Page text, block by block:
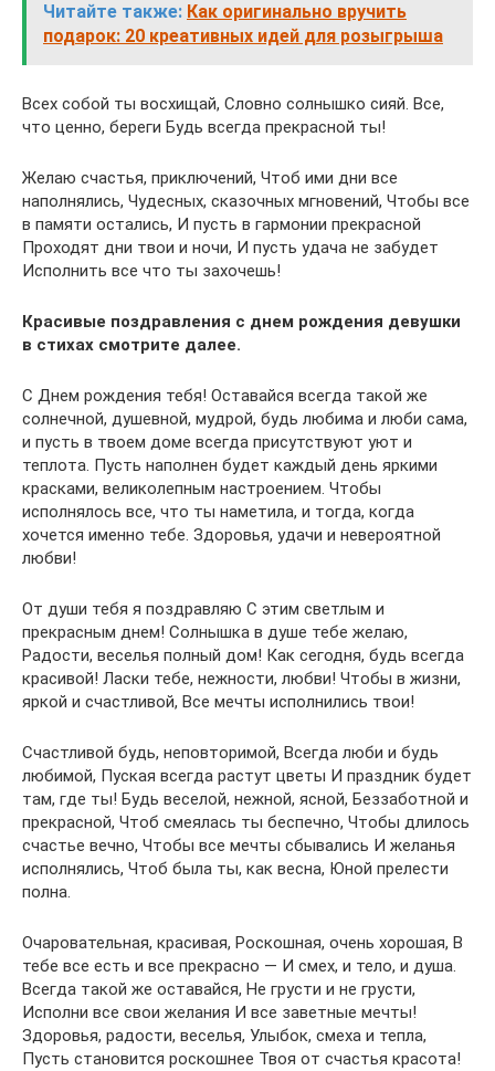
Читайте также: Как оригинально вручить
подарок: 20 креативных идей для розыгрыша
Всех собой ты восхищай, Словно солнышко сияй. Все,
что ценно, береги Будь всегда прекрасной ты!
Желаю счастья, приключений, Чтоб ими дни все
наполнялись, Чудесных, сказочных мгновений, Чтобы все
в памяти остались, И пусть в гармонии прекрасной
Проходят дни твои и ночи, И пусть удача не забудет
Исполнить все что ты захочешь!
Красивые поздравления с днем рождения девушки
в стихах смотрите далее.
С Днем рождения тебя! Оставайся всегда такой же
солнечной, душевной, мудрой, будь любима и люби сама,
и пусть в твоем доме всегда присутствуют уют и
теплота. Пусть наполнен будет каждый день яркими
красками, великолепным настроением. Чтобы
исполнялось все, что ты наметила, и тогда, когда
хочется именно тебе. Здоровья, удачи и невероятной
любви!
От души тебя я поздравляю С этим светлым и
прекрасным днем! Солнышка в душе тебе желаю,
Радости, веселья полный дом! Как сегодня, будь всегда
красивой! Ласки тебе, нежности, любви! Чтобы в жизни,
яркой и счастливой, Все мечты исполнились твои!
Счастливой будь, неповторимой, Всегда люби и будь
любимой, Пуская всегда растут цветы И праздник будет
там, где ты! Будь веселой, нежной, ясной, Беззаботной и
прекрасной, Чтоб смеялась ты беспечно, Чтобы длилось
счастье вечно, Чтобы все мечты сбывались И желанья
исполнялись, Чтоб была ты, как весна, Юной прелести
полна.
Очаровательная, красивая, Роскошная, очень хорошая, В
тебе все есть и все прекрасно — И смех, и тело, и душа.
Всегда такой же оставайся, Не грусти и не грусти,
Исполни все свои желания И все заветные мечты!
Здоровья, радости, веселья, Улыбок, смеха и тепла,
Пусть становится роскошнее Твоя от счастья красота!